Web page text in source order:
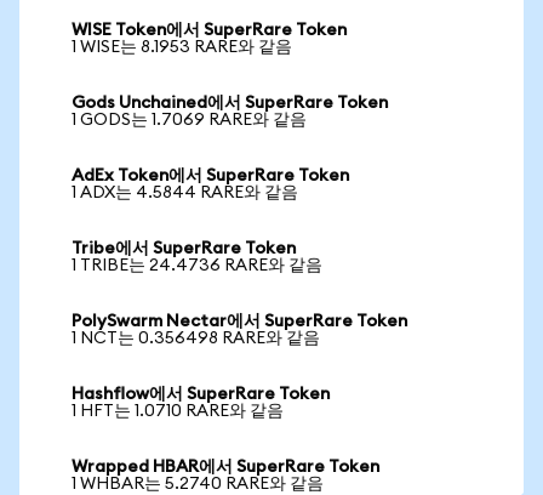
WISE Token에서 SuperRare Token
1 WISE는 8.1953 RARE와 같음
Gods Unchained에서 SuperRare Token
1 GODS는 1.7069 RARE와 같음
AdEx Token에서 SuperRare Token
1 ADX는 4.5844 RARE와 같음
Tribe에서 SuperRare Token
1 TRIBE는 24.4736 RARE와 같음
PolySwarm Nectar에서 SuperRare Token
1 NCT는 0.356498 RARE와 같음
Hashflow에서 SuperRare Token
1 HFT는 1.0710 RARE와 같음
Wrapped HBAR에서 SuperRare Token
1 WHBAR는 5.2740 RARE와 같음